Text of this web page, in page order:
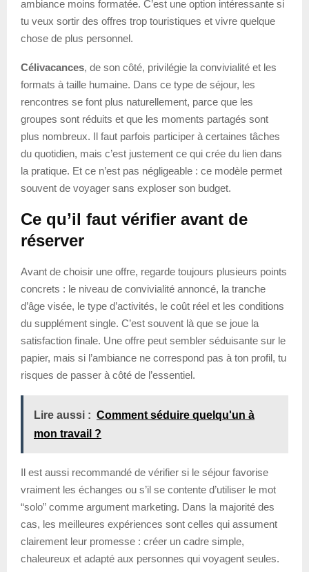
ambiance moins formatée. C’est une option intéressante si
tu veux sortir des offres trop touristiques et vivre quelque
chose de plus personnel.
Célivacances, de son côté, privilégie la convivialité et les
formats à taille humaine. Dans ce type de séjour, les
rencontres se font plus naturellement, parce que les
groupes sont réduits et que les moments partagés sont
plus nombreux. Il faut parfois participer à certaines tâches
du quotidien, mais c’est justement ce qui crée du lien dans
la pratique. Et ce n’est pas négligeable : ce modèle permet
souvent de voyager sans exploser son budget.
Ce qu’il faut vérifier avant de
réserver
Avant de choisir une offre, regarde toujours plusieurs points
concrets : le niveau de convivialité annoncé, la tranche
d’âge visée, le type d’activités, le coût réel et les conditions
du supplément single. C’est souvent là que se joue la
satisfaction finale. Une offre peut sembler séduisante sur le
papier, mais si l’ambiance ne correspond pas à ton profil, tu
risques de passer à côté de l’essentiel.
Lire aussi : Comment séduire quelqu'un à
mon travail ?
Il est aussi recommandé de vérifier si le séjour favorise
vraiment les échanges ou s’il se contente d’utiliser le mot
“solo” comme argument marketing. Dans la majorité des
cas, les meilleures expériences sont celles qui assument
clairement leur promesse : créer un cadre simple,
chaleureux et adapté aux personnes qui voyagent seules.